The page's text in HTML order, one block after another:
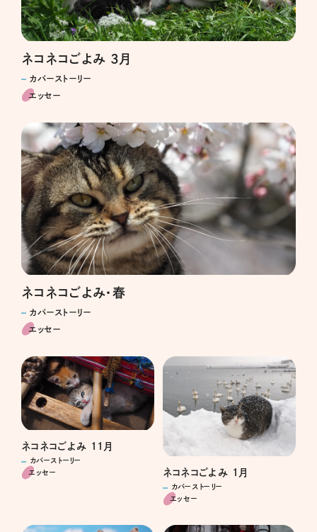
ネコネコごよみ 3月
カバーストーリー
エッセー
ネコネコごよみ・春
カバーストーリー
エッセー
ネコネコごよみ 11月
カバーストーリー
エッセー
ネコネコごよみ 1月
カバーストーリー
エッセー